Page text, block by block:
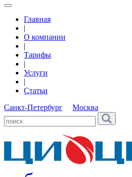
Главная
|
О компании
|
Тарифы
|
Услуги
|
Статьи
Санкт-Петербург
Москва